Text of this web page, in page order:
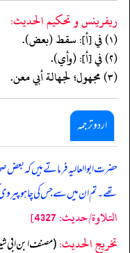
ريفرينس و تحكيم الحدیث:
(١) في [أ]: سقط (بعض).
(٢) في [أ]: (وأي).
(٣) مجهول؛ لجهالة أبي معن.
اردو ترجمہ
حضرت ابو العالیہ فرماتے ہیں کہ
تھے۔ تم ان میں سے جس کی چاہو
التلاوة/حدیث: 4327]
تخریج الحدیث:(مصنف ابن ابي شيبه: ترقيم